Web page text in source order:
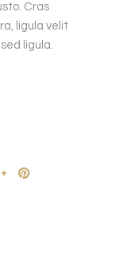
Cras
ligula velit
ligula.